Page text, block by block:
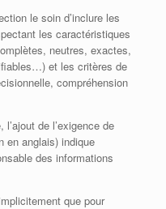
le soin d’inclure les
les caractéristiques
neutres, exactes,
et les critères de
compréhension
de l’exigence de
en anglais) indique
des informations
que pour